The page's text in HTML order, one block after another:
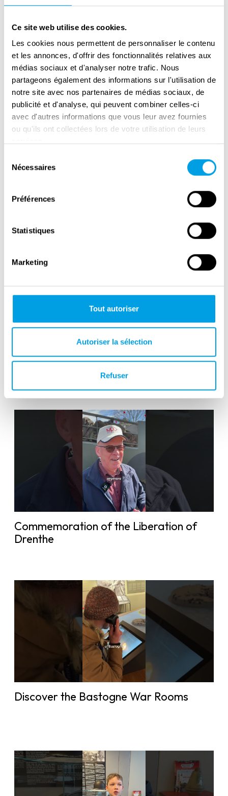
Ce site web utilise des cookies.
Les cookies nous permettent de personnaliser le contenu
et les annonces, d'offrir des fonctionnalités relatives aux
médias sociaux et d'analyser notre trafic. Nous
partageons également des informations sur l'utilisation de
notre site avec nos partenaires de médias sociaux, de
publicité et d'analyse, qui peuvent combiner celles-ci
avec d'autres informations que vous leur avez fournies
ou qu'ils ont collectées lors de votre utilisation de leurs
Nécessaires
Préférences
Statistiques
Marketing
Tout autoriser
Autoriser la sélection
Refuser
years of freedom
Victory in Europe Day : May 8, 1945
Commemoration of the Liberation of
Drenthe
Discover the Bastogne War Rooms